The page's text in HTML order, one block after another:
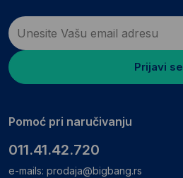
Prijavi se
Pomoć pri naručivanju
011.41.42.720
e-mails: prodaja@bigbang.rs